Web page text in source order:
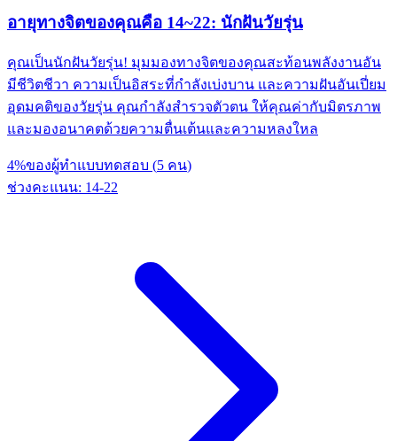
อายุทางจิตของคุณคือ 14~22: นักฝันวัยรุ่น
คุณเป็นนักฝันวัยรุ่น! มุมมองทางจิตของคุณสะท้อนพลังงานอัน
มีชีวิตชีวา ความเป็นอิสระที่กำลังเบ่งบาน และความฝันอันเปี่ยม
อุดมคติของวัยรุ่น คุณกำลังสำรวจตัวตน ให้คุณค่ากับมิตรภาพ
และมองอนาคตด้วยความตื่นเต้นและความหลงใหล
4%ของผู้ทำแบบทดสอบ (5 คน)
ช่วงคะแนน: 14-22